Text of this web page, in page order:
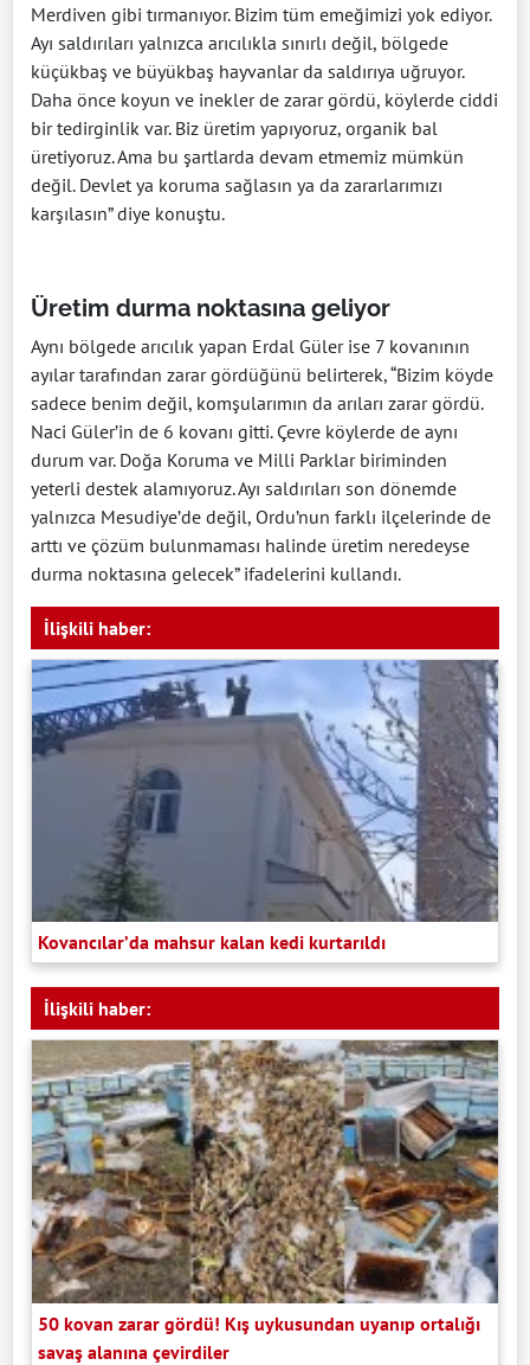
Merdiven gibi tırmanıyor. Bizim tüm emeğimizi yok ediyor.
Ayı saldırıları yalnızca arıcılıkla sınırlı değil, bölgede
küçükbaş ve büyükbaş hayvanlar da saldırıya uğruyor.
Daha önce koyun ve inekler de zarar gördü, köylerde ciddi
bir tedirginlik var. Biz üretim yapıyoruz, organik bal
üretiyoruz. Ama bu şartlarda devam etmemiz mümkün
değil. Devlet ya koruma sağlasın ya da zararlarımızı
karşılasın” diye konuştu.
Üretim durma noktasına geliyor
Aynı bölgede arıcılık yapan Erdal Güler ise 7 kovanının
ayılar tarafından zarar gördüğünü belirterek, “Bizim köyde
sadece benim değil, komşularımın da arıları zarar gördü.
Naci Güler’in de 6 kovanı gitti. Çevre köylerde de aynı
durum var. Doğa Koruma ve Milli Parklar biriminden
yeterli destek alamıyoruz. Ayı saldırıları son dönemde
yalnızca Mesudiye’de değil, Ordu’nun farklı ilçelerinde de
arttı ve çözüm bulunmaması halinde üretim neredeyse
durma noktasına gelecek” ifadelerini kullandı.
İlişkili haber:
Kovancılar’da mahsur kalan kedi kurtarıldı
İlişkili haber:
50 kovan zarar gördü! Kış uykusundan uyanıp ortalığı
savaş alanına çevirdiler